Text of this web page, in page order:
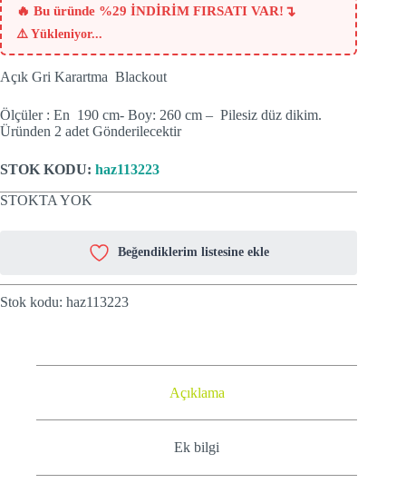
₺934.
🔥 Bu üründe %29 İNDİRİM FIRSATI VAR! ↴
⚠️ Yükleniyor...
Açık Gri Karartma Blackout
Ölçüler : En 190 cm- Boy: 260 cm – Pilesiz düz dikim.
Üründen 2 adet Gönderilecektir
STOK KODU: haz113223
STOKTA YOK
Beğendiklerim listesine ekle
Stok kodu: haz113223
Açıklama
Ek bilgi